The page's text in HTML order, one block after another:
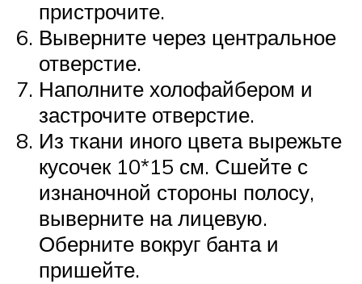
пристрочите.
Выверните через центральное
отверстие.
Наполните холофайбером и
застрочите отверстие.
Из ткани иного цвета вырежьте
кусочек 10*15 см. Сшейте с
изнаночной стороны полосу,
выверните на лицевую.
Оберните вокруг банта и
пришейте.